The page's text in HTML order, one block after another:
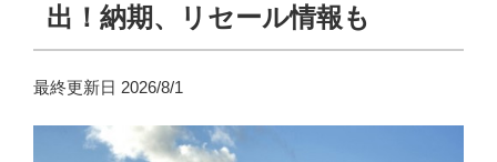
出！納期、リセール情報も
最終更新日 2026/8/1